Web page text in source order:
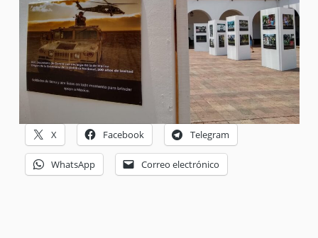
X Facebook Telegram
WhatsApp Correo electrónico